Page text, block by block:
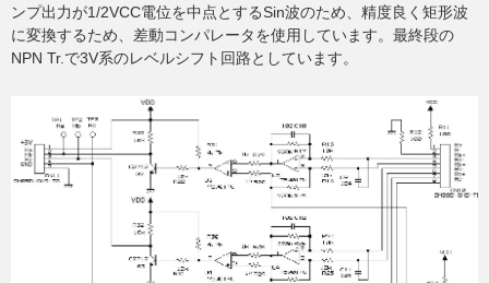
ンプ出力が1/2VCC電位を中点とするSin波のため、精度良く矩形波
に変換するため、差動コンパレータを使用しています。最終段の
NPN Tr.で3V系のレベルシフト回路としています。